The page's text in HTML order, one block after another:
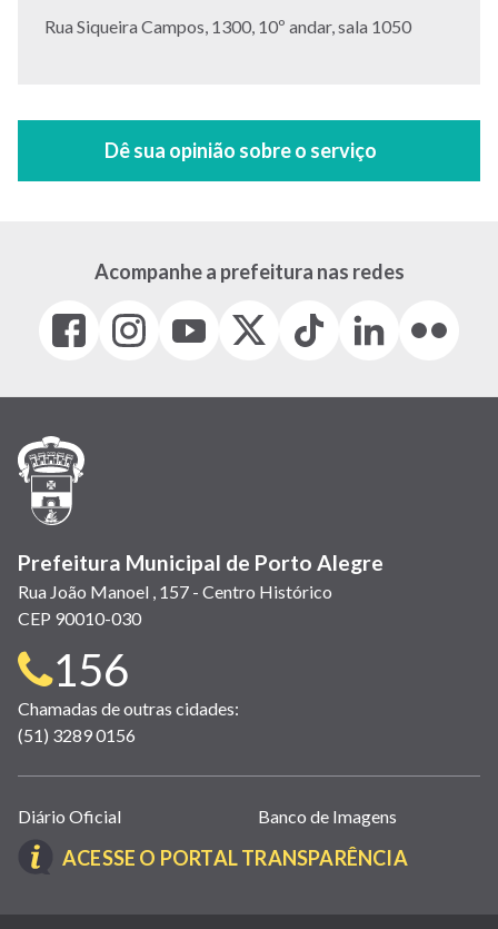
Endereço:
Rua Siqueira Campos, 1300, 10º andar, sala 1050
Acompanhe a prefeitura nas redes
Facebook
(link
em
janela)
Instagram
(link
em
(link
em
(Antigo
(link
Tiktok
(link
em
LinkedIn
(link
em
(link
em
Prefeitura Municipal de Porto Alegre
Rua João Manoel , 157 - Centro Histórico
CEP 90010-030
Telefone
para
contato:
156
Chamadas de outras cidades:
(51) 3289 0156
Links
úteis
(abrem
nova
Diário Oficial Banco de Imagens
ACESSE O PORTAL TRANSPARÊNCIA(LINK
EM